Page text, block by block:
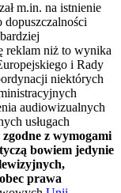
m.in. na istnienie
dopuszczalności
reklam niż to wynika
i Rady
niektórych
audiowizualnych
usługach
zgodne z wymogami
bowiem jedynie
prawa